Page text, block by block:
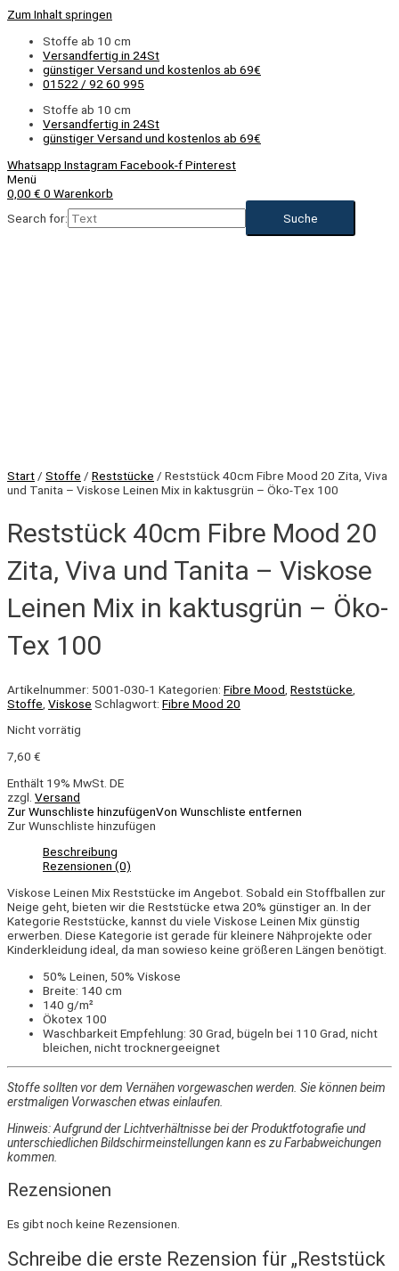
Zum Inhalt springen
Stoffe ab 10 cm
Versandfertig in 24St
günstiger Versand und kostenlos ab 69€
01522 / 92 60 995
Stoffe ab 10 cm
Versandfertig in 24St
günstiger Versand und kostenlos ab 69€
Whatsapp Instagram Facebook-fPinterest
Menü
0,00 € 0 Warenkorb
Search for:
Start / Stoffe / Reststücke / Reststück 40cm Fibre Mood 20 Zita, Viva
und Tanita – Viskose Leinen Mix in kaktusgrün – Öko-Tex 100
Reststück 40cm Fibre Mood 20
Zita, Viva und Tanita – Viskose
Leinen Mix in kaktusgrün – Öko-
Tex 100
Artikelnummer: 5001-030-1 Kategorien: Fibre Mood Reststücke
Stoffe Viskose Schlagwort: Fibre Mood 20
Nicht vorrätig
7,60 €
Enthält 19% MwSt. DE
zzgl. Versand
Zur Wunschliste hinzufügenVon Wunschliste entfernen
Zur Wunschliste hinzufügen
Beschreibung
Rezensionen (0)
Viskose Leinen Mix Reststücke im Angebot. Sobald ein Stoffballen zur
Neige geht, bieten wir die Reststücke etwa 20% günstiger an. In der
Kategorie Reststücke, kannst du viele Viskose Leinen Mix günstig
erwerben. Diese Kategorie ist gerade für kleinere Nähprojekte oder
Kinderkleidung ideal, da man sowieso keine größeren Längen benötigt.
50% Leinen, 50% Viskose
Breite: 140 cm
140 g/m²
Ökotex 100
Waschbarkeit Empfehlung: 30 Grad, bügeln bei 110 Grad, nicht
bleichen, nicht trocknergeeignet
Stoffe sollten vor dem Vernähen vorgewaschen werden. Sie können beim
erstmaligen Vorwaschen etwas einlaufen.
Hinweis: Aufgrund der Lichtverhältnisse bei der Produktfotografie und
unterschiedlichen Bildschirmeinstellungen kann es zu Farbabweichungen
kommen.
Rezensionen
Es gibt noch keine Rezensionen.
Schreibe die erste Rezension für „Reststück